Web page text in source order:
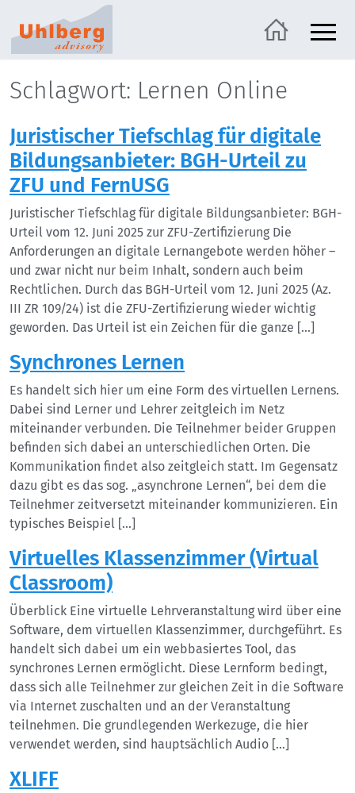
Schlagwort: Lernen Online
Juristischer Tiefschlag für digitale
Bildungsanbieter: BGH-Urteil zu
ZFU und FernUSG
Juristischer Tiefschlag für digitale Bildungsanbieter: BGH-
Urteil vom 12. Juni 2025 zur ZFU-Zertifizierung Die
Anforderungen an digitale Lernangebote werden höher –
und zwar nicht nur beim Inhalt, sondern auch beim
Rechtlichen. Durch das BGH-Urteil vom 12. Juni 2025 (Az.
III ZR 109/24) ist die ZFU-Zertifizierung wieder wichtig
geworden. Das Urteil ist ein Zeichen für die ganze […]
Synchrones Lernen
Es handelt sich hier um eine Form des virtuellen Lernens.
Dabei sind Lerner und Lehrer zeitgleich im Netz
miteinander verbunden. Die Teilnehmer beider Gruppen
befinden sich dabei an unterschiedlichen Orten. Die
Kommunikation findet also zeitgleich statt. Im Gegensatz
dazu gibt es das sog. „asynchrone Lernen“, bei dem die
Teilnehmer zeitversetzt miteinander kommunizieren. Ein
typisches Beispiel […]
Virtuelles Klassenzimmer (Virtual
Classroom)
Überblick Eine virtuelle Lehrveranstaltung wird über eine
Software, dem virtuellen Klassenzimmer, durchgeführt. Es
handelt sich dabei um ein webbasiertes Tool, das
synchrones Lernen ermöglicht. Diese Lernform bedingt,
dass sich alle Teilnehmer zur gleichen Zeit in die Software
via Internet zuschalten und an der Veranstaltung
teilnehmen. Die grundlegenden Werkezuge, die hier
verwendet werden, sind hauptsächlich Audio […]
XLIFF